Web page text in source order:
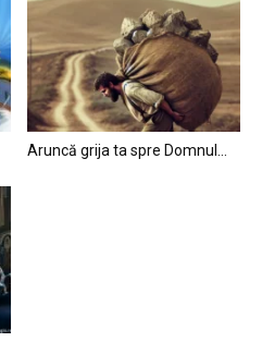
Aruncă grija ta spre Domnul…